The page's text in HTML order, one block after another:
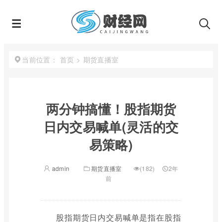
当前位置： 首页 > 期货直播室
两分钟搞懂！股指期货
日内交易喊单(灵活的交
易策略)
admin 期货直播室 (182)
2年
前
股指期货日内交易喊单是指在股指